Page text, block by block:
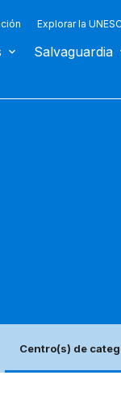
Explorar la
Salvaguardia
Centro(s) de